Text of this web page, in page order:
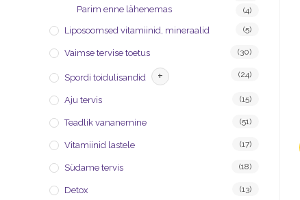
Parim enne lähenemas (4)
Liposoomsed vitamiinid, mineraalid (5)
Vaimse tervise toetus (30)
Spordi toidulisandid + (24)
Aju tervis (15)
Teadlik vananemine (51)
Vitamiinid lastele (17)
Südame tervis (18)
Detox (13)